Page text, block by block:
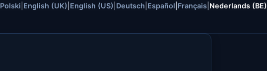
Polski English (UK) English (US) Deutsch Español Français Nederlands (BE)